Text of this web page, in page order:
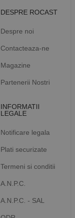
DESPRE ROCAST
Despre noi
Contacteaza-ne
Magazine
Partenerii Nostri
INFORMATII
LEGALE
Notificare legala
Plati securizate
Termeni si conditii
A.N.P.C.
A.N.P.C. - SAL